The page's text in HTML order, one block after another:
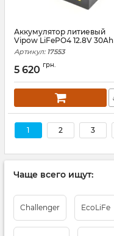
Аккумулятор литиевый
Vipow LiFePO4 12.8V 30Ah
Артикул: 17553
5 620 грн.
1 2 3
Чаще всего ищут:
Challenger EcoLiFe